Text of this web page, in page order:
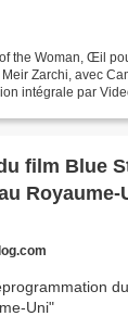
of the Woman, Œil
Zarchi, avec
intégrale par
film Blue
Royaume-